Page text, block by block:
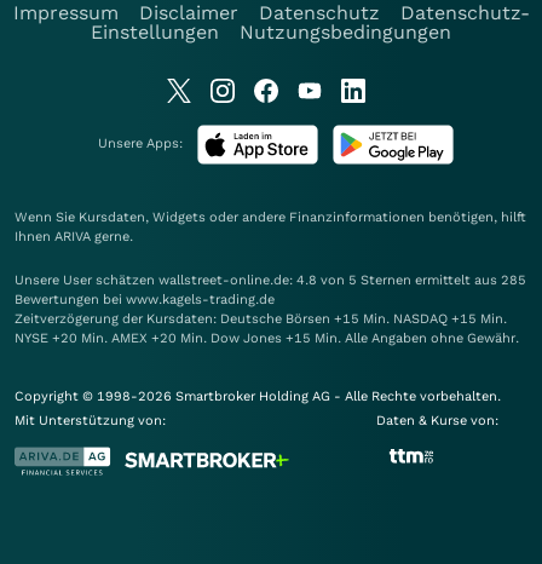
Impressum
Disclaimer Datenschutz
Datenschutz-
Einstellungen
Nutzungsbedingungen
Unsere Apps:
Wenn Sie Kursdaten, Widgets oder andere Finanzinformationen benötigen, hilft
Ihnen ARIVA gerne.
Unsere User schätzen wallstreet-online.de: 4.8 von 5 Sternen ermittelt aus 285
Bewertungen bei www.kagels-trading.de
Zeitverzögerung der Kursdaten: Deutsche Börsen +15 Min. NASDAQ +15 Min.
NYSE +20 Min. AMEX +20 Min. Dow Jones +15 Min. Alle Angaben ohne Gewähr.
Copyright © 1998-2026 Smartbroker Holding AG - Alle Rechte vorbehalten.
Mit Unterstützung von:
Daten & Kurse von: